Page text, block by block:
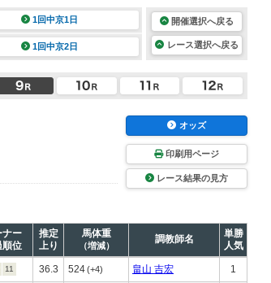
1回中京1日
1回中京2日
開催選択へ戻る
レース選択へ戻る
オッズ
印刷用ページ
レース結果の見方
ナー
順位
推定
上り
馬体重
（増減）
調教師名
単勝
人気
11 36.3 524(+4) 畠山 吉宏 1